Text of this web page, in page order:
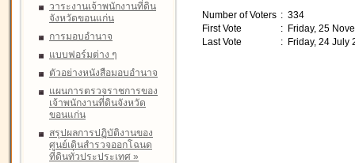
วาระงานเจ้าพนักงานที่ดิน
จังหวัดขอนแก่น
การมอบอำนาจ
แบบฟอร์มต่าง ๆ
ตัวอย่างหนังสือมอบอำนาจ
แผนการตรวจราชการของ
เจ้าพนักงานที่ดินจังหวัด
ขอนแก่น
สรุปผลการปฏิบัติงานของ
ศูนย์เดินสำรวจออกโฉนด
ที่ดินทั่วประประเทศ »
Number of Voters : 334
First Vote
: Friday, 25
Last Vote
: Friday, 24 July